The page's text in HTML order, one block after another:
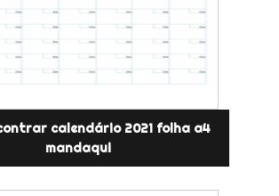
calendário 2021 folha a4
mandaqui